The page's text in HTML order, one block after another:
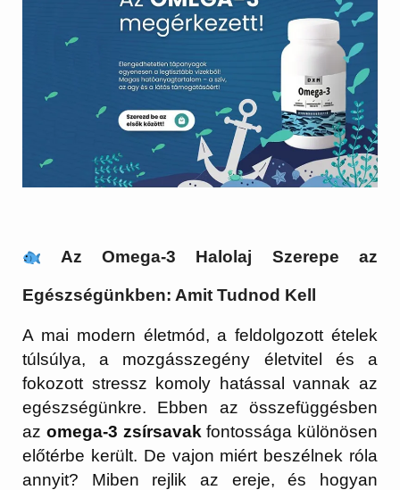
Az Omega-3 Halolaj Szerepe az
Egészségünkben: Amit Tudnod Kell
A mai modern életmód, a feldolgozott ételek
túlsúlya, a mozgásszegény életvitel és a
fokozott stressz komoly hatással vannak az
egészségünkre. Ebben az összefüggésben
az omega-3 zsírsavak fontossága különösen
előtérbe került. De vajon miért beszélnek róla
annyit? Miben rejlik az ereje, és hogyan